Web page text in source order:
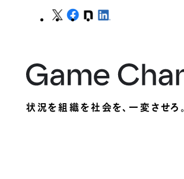
状況を組織を社会を、一変させろ。